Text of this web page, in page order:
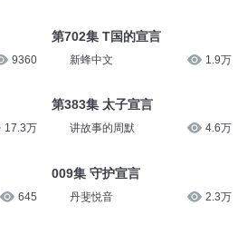
9360
17.3万
645
第702集 T国的宣言
新蜂中文 1.9万
第383集 太子宣言
讲故事的周默 4.6万
009集 守护宣言
丹斐悦音 2.3万